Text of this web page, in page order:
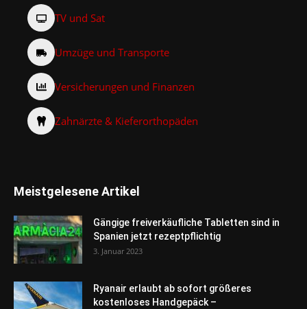
TV und Sat
Umzüge und Transporte
Versicherungen und Finanzen
Zahnärzte & Kieferorthopäden
Meistgelesene Artikel
Gängige freiverkäufliche Tabletten sind in
Spanien jetzt rezeptpflichtig
3. Januar 2023
Ryanair erlaubt ab sofort größeres
kostenloses Handgepäck –